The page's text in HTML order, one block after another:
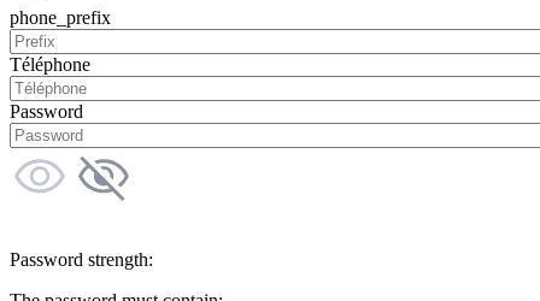
phone_prefix
Téléphone
Password
Password strength: